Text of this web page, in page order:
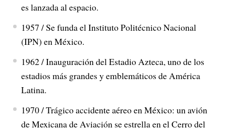
es lanzada al espacio.
1957 / Se funda el Instituto Politécnico Nacional
(IPN) en México.
1962 / Inauguración del Estadio Azteca, uno de los
estadios más grandes y emblemáticos de América
Latina.
1970 / Trágico accidente aéreo en México: un avión
de Mexicana de Aviación se estrella en el Cerro del